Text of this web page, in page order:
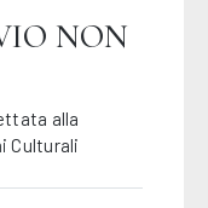
NON
alla
Culturali